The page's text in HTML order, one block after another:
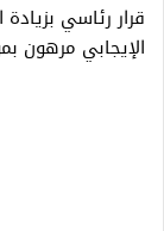
قرار رئاسي بزيادة
الإيجابي مرهون